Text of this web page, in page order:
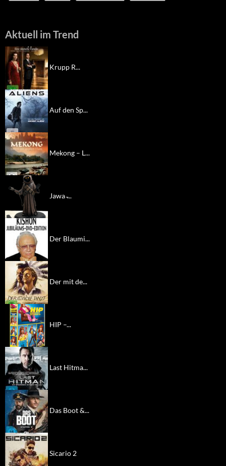
Aktuell im Trend
Krupp R...
Auf den Sp...
Mekong – L...
Jawa ̵...
Der Blaumi...
Der mit de...
HIP –...
Last Hitma...
Das Boot &...
Sicario 2